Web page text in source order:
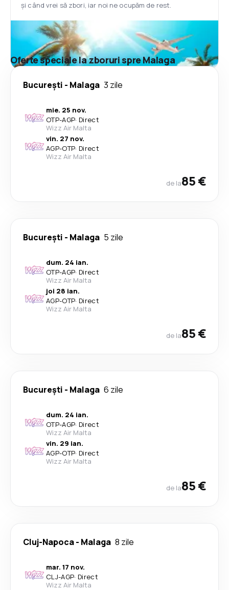
și când vrei să zbori, iar noi ne ocupăm de rest.
Oferte speciale la zboruri spre Malaga
București - Malaga 3 zile
mie. 25 nov.
OTP-AGP· Direct
Wizz Air Malta
vin. 27 nov.
AGP-OTP· Direct
Wizz Air Malta
de la85 €
București - Malaga 5 zile
dum. 24 ian.
OTP-AGP· Direct
Wizz Air Malta
joi 28 ian.
AGP-OTP· Direct
Wizz Air Malta
de la85 €
București - Malaga 6 zile
dum. 24 ian.
OTP-AGP· Direct
Wizz Air Malta
vin. 29 ian.
AGP-OTP· Direct
Wizz Air Malta
de la85 €
Cluj-Napoca- Malaga 8 zile
mar. 17 nov.
CLJ-AGP· Direct
Wizz Air Malta